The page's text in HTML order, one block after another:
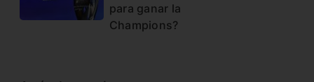
para ganar la
Champions?